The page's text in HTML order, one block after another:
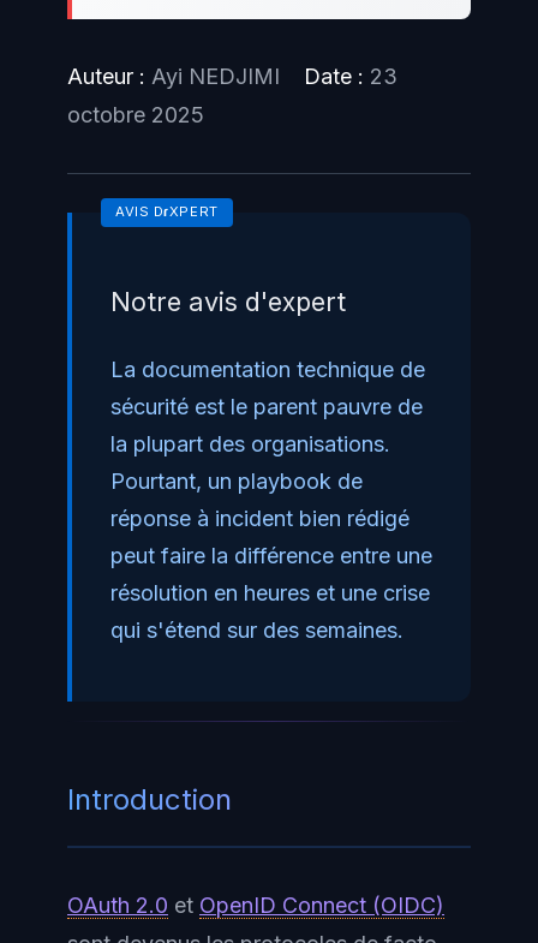
Auteur : Ayi NEDJIMI Date : 23
octobre 2025
Notre avis d'expert
La documentation technique de
sécurité est le parent pauvre de
la plupart des organisations.
Pourtant, un playbook de
réponse à incident bien rédigé
peut faire la différence entre une
résolution en heures et une crise
qui s'étend sur des semaines.
Introduction
OAuth 2.0 et OpenID Connect (OIDC)